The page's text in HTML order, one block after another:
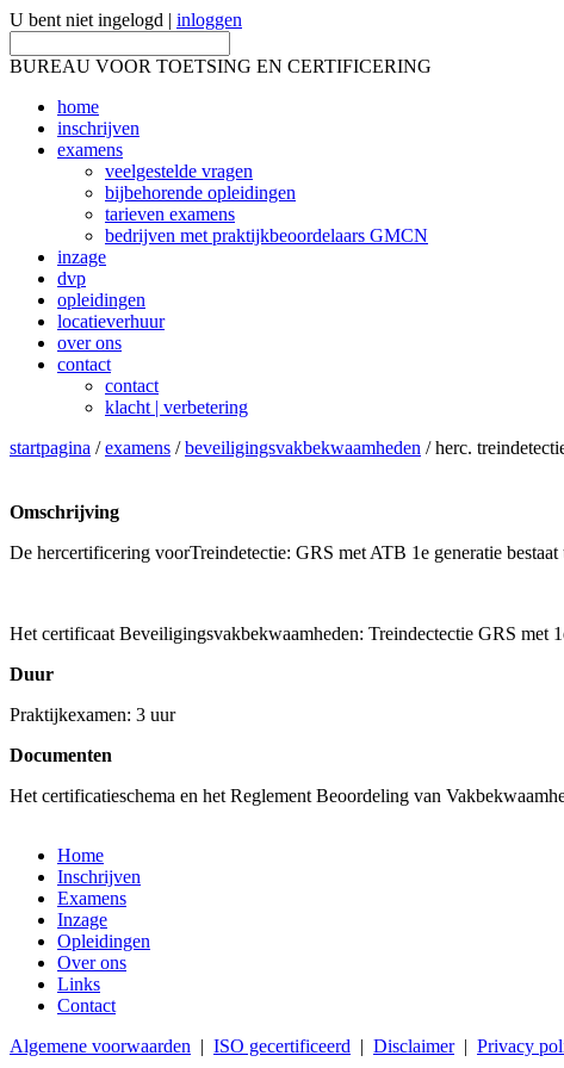
U bent niet ingelogd | inloggen
BUREAU VOOR TOETSING EN CERTIFICERING
home
inschrijven
examens
veelgestelde vragen
bijbehorende opleidingen
tarieven examens
bedrijven met praktijkbeoordelaars GMCN
inzage
dvp
opleidingen
locatieverhuur
over ons
contact
contact
klacht | verbetering
startpagina /examens /beveiligingsvakbekwaamheden / herc.
Omschrijving
De hercertificering voorTreindetectie: GRS met ATB 1e generatie
Het certificaat Beveiligingsvakbekwaamheden: Treindectectie GRS met
Duur
Praktijkexamen: 3 uur
Documenten
Het certificatieschema en het Reglement Beoordeling van
Home
Inschrijven
Examens
Inzage
Opleidingen
Over ons
Links
Contact
Algemene voorwaarden | ISO gecertificeerd | Disclaimer| Privacy